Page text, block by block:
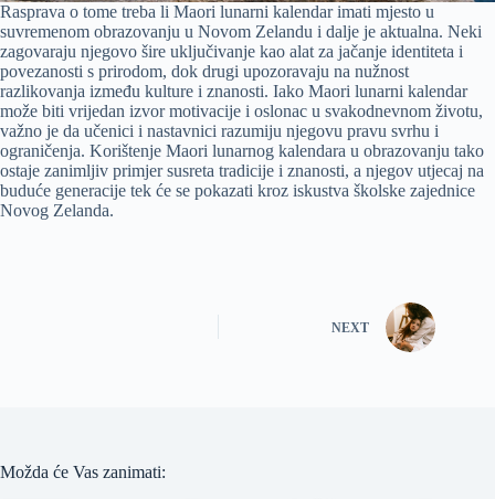
Rasprava o tome treba li Maori lunarni kalendar imati mjesto u
suvremenom obrazovanju u Novom Zelandu i dalje je aktualna. Neki
zagovaraju njegovo šire uključivanje kao alat za jačanje identiteta i
povezanosti s prirodom, dok drugi upozoravaju na nužnost
razlikovanja između kulture i znanosti. Iako Maori lunarni kalendar
može biti vrijedan izvor motivacije i oslonac u svakodnevnom životu,
važno je da učenici i nastavnici razumiju njegovu pravu svrhu i
ograničenja. Korištenje Maori lunarnog kalendara u obrazovanju tako
ostaje zanimljiv primjer susreta tradicije i znanosti, a njegov utjecaj na
buduće generacije tek će se pokazati kroz iskustva školske zajednice
Novog Zelanda.
NEXT
Možda će Vas zanimati: